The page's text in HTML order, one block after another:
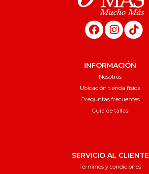
INFORMACIÓN
Nosotros
Ubicación tienda física
Preguntas frecuentes
Guía de tallas
SERVICIO AL CLIENTE
Términos y condiciones